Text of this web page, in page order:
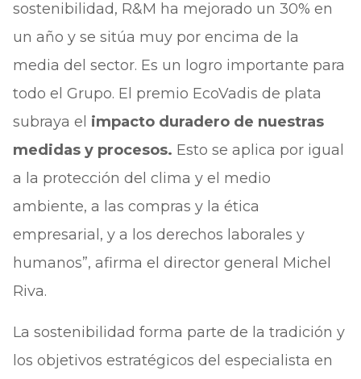
sostenibilidad, R&M ha mejorado un 30% en
un año y se sitúa muy por encima de la
media del sector. Es un logro importante para
todo el Grupo. El premio EcoVadis de plata
subraya el impacto duradero de nuestras
medidas y procesos. Esto se aplica por igual
a la protección del clima y el medio
ambiente, a las compras y la ética
empresarial, y a los derechos laborales y
humanos”, afirma el director general Michel
Riva.
La sostenibilidad forma parte de la tradición y
los objetivos estratégicos del especialista en